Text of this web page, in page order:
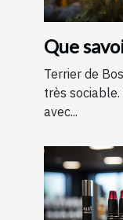
Que
Terrier de
très sociable.
avec...